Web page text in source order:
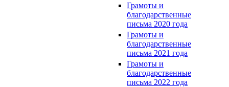
Грамоты и
благодарственные
письма 2020 года
Грамоты и
благодарственные
письма 2021 года
Грамоты и
благодарственные
письма 2022 года